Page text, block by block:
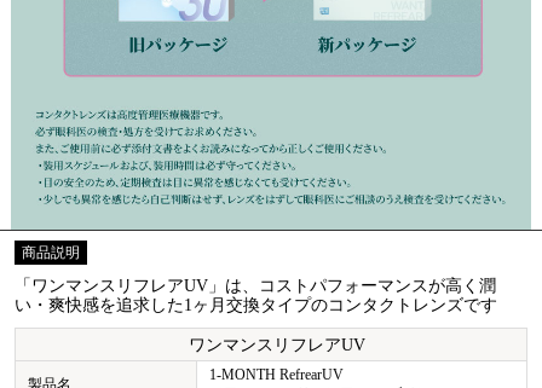
商品説明
「ワンマンスリフレアUV」は、コストパフォーマンスが高く潤
い・爽快感を追求した1ヶ月交換タイプのコンタクトレンズです
ワンマンスリフレアUV
製品名
1-MONTH RefrearUV